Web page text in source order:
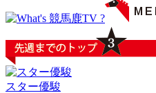
スター優駿